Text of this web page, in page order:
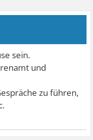
sein.
und
zu führen,